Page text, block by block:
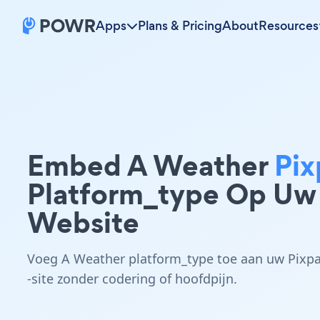
Apps Plans & PricingAboutResources
Embed A Weather
Platform_type Op Uw
Website
Voeg A Weather platform_type toe aan uw
-site zonder codering of hoofdpijn.